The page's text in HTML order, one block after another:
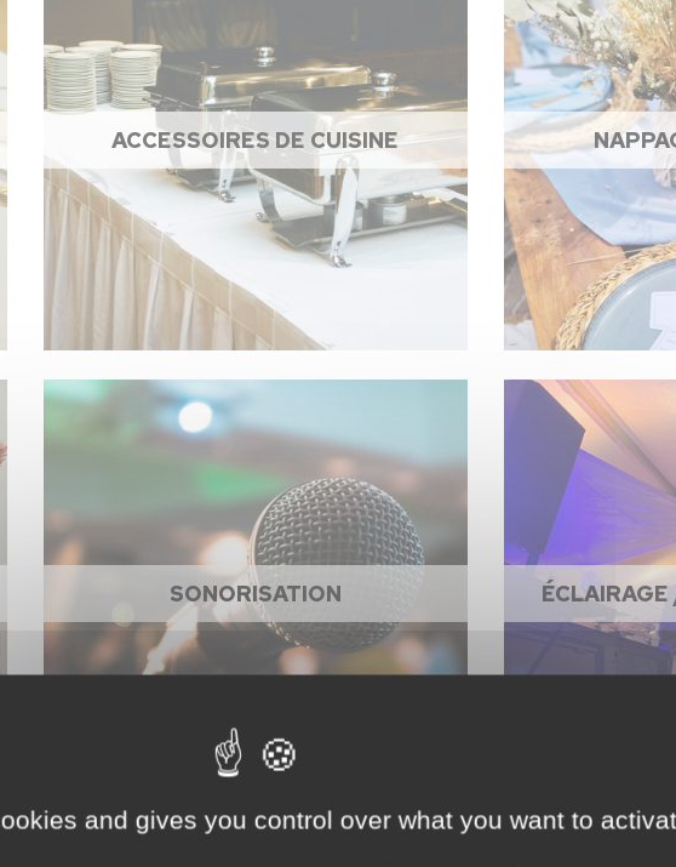
ACCESSOIRES DE CUISINE
SONORISATION
and gives you control over what you want to